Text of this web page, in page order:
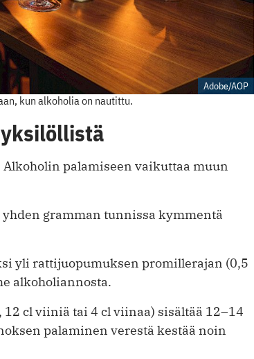
Adobe/AOP
kun alkoholia on nautittu.
palamiseen vaikuttaa muun
gramman tunnissa kymmentä
yli rattijuopumuksen promillerajan (0,5
alkoholiannosta.
cl viiniä tai 4 cl viinaa) sisältää 12–14
palaminen verestä kestää noin